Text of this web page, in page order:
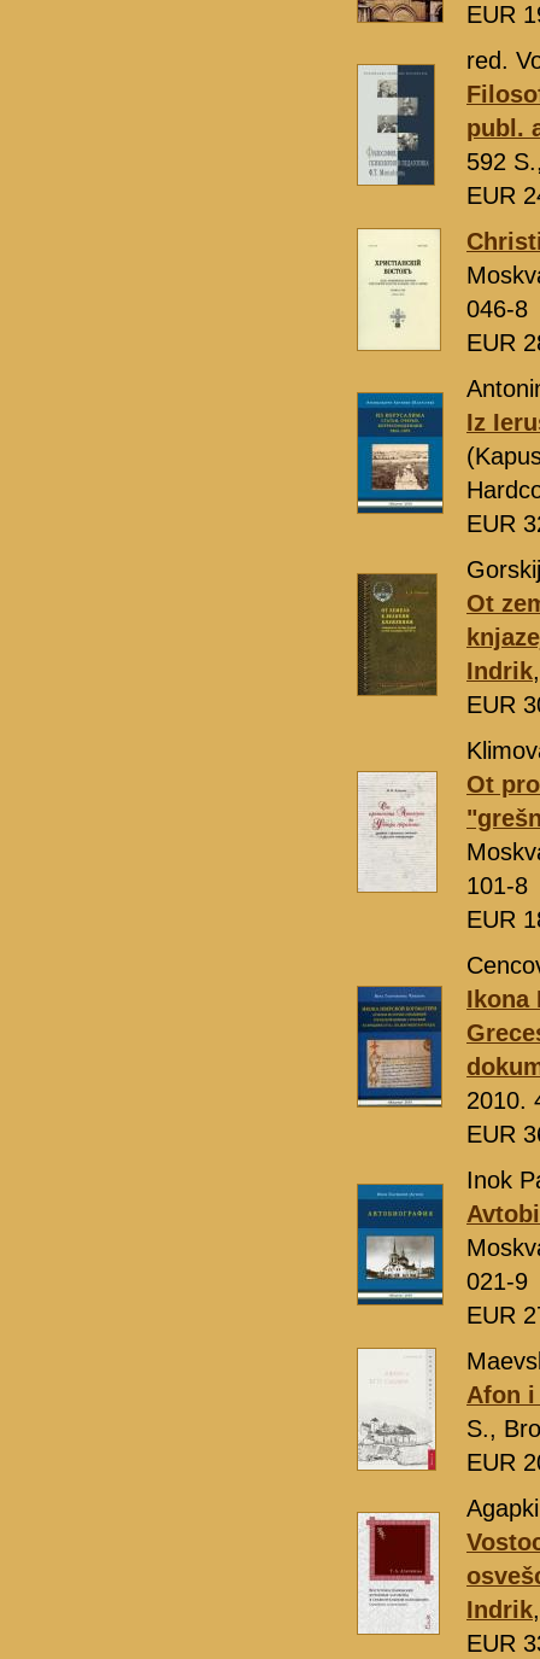
EUR
red.
publ.
592
EUR
046-8
EUR
Iz
EUR
Ot
Indrik
EUR
Ot
101-8
EUR
Ikona
2010.
EUR
Inok
021-9
EUR
Afon i
S.,
EUR
Indrik
EUR